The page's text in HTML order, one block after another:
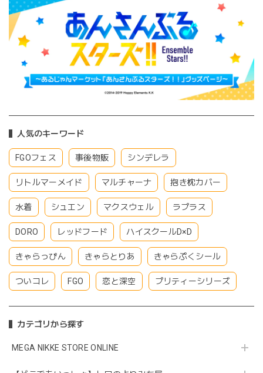
人気のキーワード
FGOフェス 事後物販 シンデレラ
リトルマーメイド マルチャーナ 抱き枕カバー
水着 シュエン マクスウェル ラプラス
DORO レッドフード ハイスクールD×D
きゃらっぴん きゃらとりあ きゃらぷくシール
ついコレ FGO 恋と深空 プリティーシリーズ
カテゴリから探す
MEGA NIKKE STORE ONLINE